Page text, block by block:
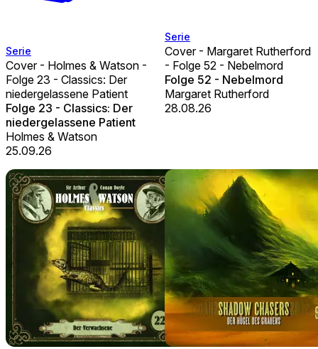
Serie
Cover - Holmes & Watson -
Folge 23 - Classics: Der
niedergelassene Patient
Folge 23 - Classics: Der
niedergelassene Patient
Holmes & Watson
25.09.26
Serie
Cover - Margaret Rutherford
- Folge 52 - Nebelmord
Folge 52 - Nebelmord
Margaret Rutherford
28.08.26